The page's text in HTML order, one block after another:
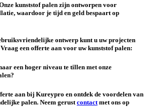
kunststof palen zijn ontworpen voor
waardoor je tijd en geld bespaart op
ontwerp kunt u uw projecten
een offerte aan voor uw kunststof palen:
een hoger niveau te tillen met onze
aan bij Kureypro en ontdek de voordelen van
palen. Neem gerustcontactmet ons op